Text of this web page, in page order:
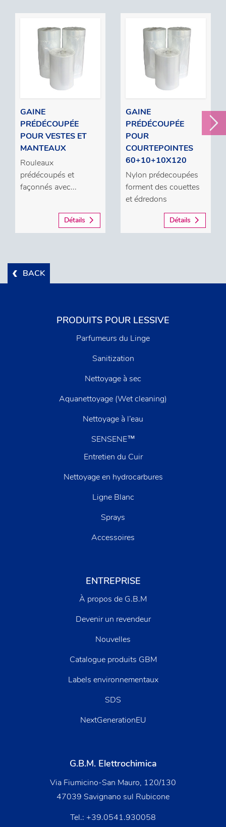
GAINE
PRÉDÉCOUPÉE
POUR VESTES ET
MANTEAUX
Rouleaux
prédécoupés et
façonnés avec...
Détails
GAINE
PRÉDÉCOUPÉE
POUR
COURTEPOINTES
60+10+10X120
Nylon prédecoupées
forment des couettes
et édredons
Détails
BACK
PRODUITS POUR LESSIVE
Parfumeurs du Linge
Sanitization
Nettoyage à sec
Aquanettoyage (Wet cleaning)
Nettoyage à l’eau
SENSENE™
Entretien du Cuir
Nettoyage en hydrocarbures
Ligne Blanc
Sprays
Accessoires
ENTREPRISE
À propos de G.B.M
Devenir un revendeur
Nouvelles
Catalogue produits GBM
Labels environnementaux
SDS
NextGenerationEU
G.B.M. Elettrochimica
Via Fiumicino-San Mauro, 120/130
47039 Savignano sul Rubicone
Tel.: +39.0541.930058